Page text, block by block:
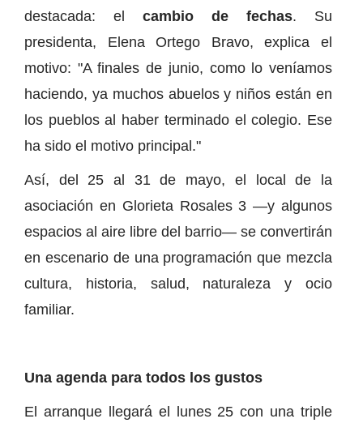
destacada: el cambio de fechas. Su
presidenta, Elena Ortego Bravo, explica el
motivo: "A finales de junio, como lo veníamos
haciendo, ya muchos abuelos y niños están en
los pueblos al haber terminado el colegio. Ese
ha sido el motivo principal."
Así, del 25 al 31 de mayo, el local de la
asociación en Glorieta Rosales 3 —y algunos
espacios al aire libre del barrio— se convertirán
en escenario de una programación que mezcla
cultura, historia, salud, naturaleza y ocio
familiar.
Una agenda para todos los gustos
El arranque llegará el lunes 25 con una triple